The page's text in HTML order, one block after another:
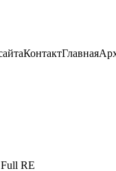
Главная
Контакт
RE